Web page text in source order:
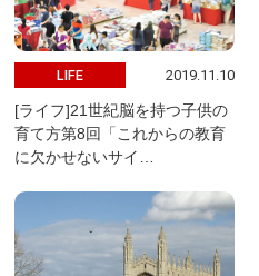
LIFE 2019.11.10
[ライフ]21世紀脳を持つ子供の
育て方第8回「これからの教育
に欠かせないサイ…